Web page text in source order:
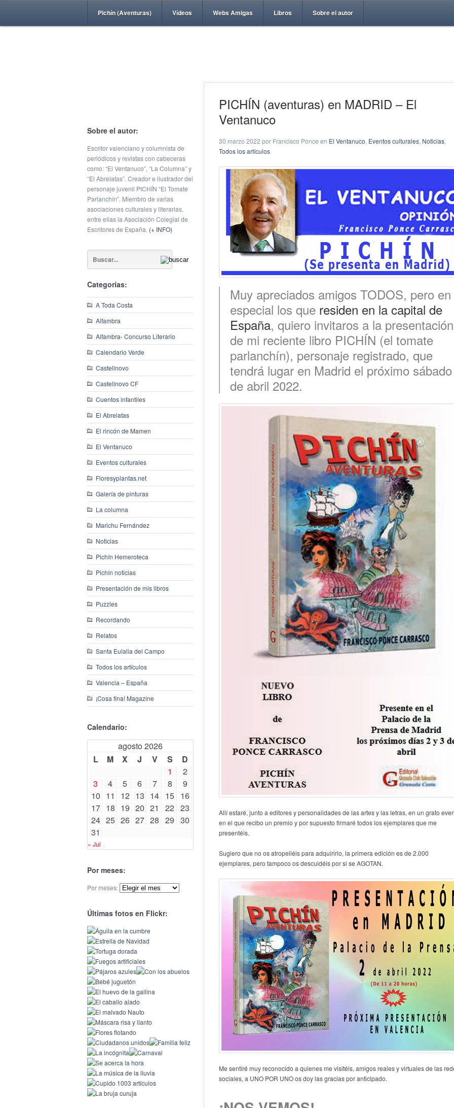
Pichín (Aventuras) Vídeos Webs Amigas Libros Sobre el autor
Sobre el autor:
Escritor valenciano y columnista de
periódicos y revistas con cabeceras
como: “El Ventanuco”, “La Columna” y
“El Abrelatas”. Creador e ilustrador del
personaje juvenil PICHÍN “El Tomate
Parlanchín”. Miembro de varias
asociaciones culturales y literarias,
entre ellas la Asociación Colegial de
Escritores de España. (+ INFO)
Categorías:
A Toda Costa
Alfambra
Alfambra- Concurso Literario
Calendario Verde
Castellnovo
Castellnovo CF
Cuentos infantiles
El Abrelatas
El rincón de Mamen
El Ventanuco
Eventos culturales
Floresyplantas.net
Galería de pinturas
La columna
Marichu Fernández
Noticias
Pichín Hemeroteca
Pichín noticias
Presentación de mis libros
Puzzles
Recordando
Relatos
Santa Eulalia del Campo
Todos los artículos
Valencia – España
¡Cosa fina! Magazine
Calendario:
agosto 2026
L
M X J V S
D
1
2
3
4 5 6 7 8
9
10 11 12 13 14 15 16
17 18 19 20 21 22 23
24 25 26 27 28 29 30
31
« Jul
Por meses:
Por meses:
Últimas fotos en Flickr:
PICHÍN (aventuras) en MADRID – El
Ventanuco
30 marzo 2022 por Francisco Ponce en El Ventanuco, Eventos culturales, Noticias,
Todos los artículos
Muy apreciados amigos TODOS, pero en
especial los que residen en la capital de
España, quiero invitaros a la presentación
de mi reciente libro PICHÍN (el tomate
parlanchín), personaje registrado, que
tendrá lugar en Madrid el próximo
de abril 2022.
Allí estaré, junto a editores y personalidades de las artes y las letras, en un grato
en el que recibo un premio y por supuesto firmaré todos los ejemplares que me
presentéis.
Sugiero que no os atropelléis para adquirirlo, la primera edición es de 2.000
ejemplares, pero tampoco os descuidéis por si se AGOTAN.
Me sentiré muy reconocido a quienes me visitéis, amigos reales y virtuales de las
sociales, a UNO POR UNO os doy las gracias por anticipado.